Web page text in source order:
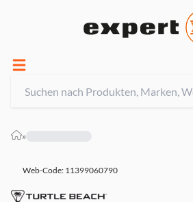
»
Web-Code: 11399060790